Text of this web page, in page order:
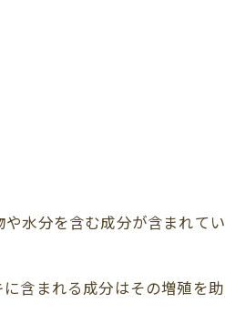
水分を含む成分が含まれて
含まれる成分はその増殖を